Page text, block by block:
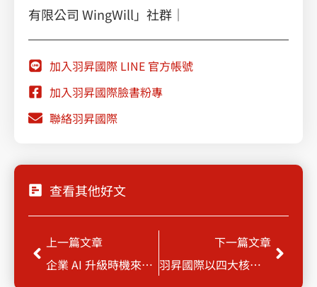
有限公司 WingWill」社群｜
加入羽昇國際 LINE 官方帳號
加入羽昇國際臉書粉專
聯絡羽昇國際
查看其他好文
Prev
上一篇文章
企業 AI 升級時機來了！Microsoft 365 Copilot 限時優惠中 !
下一篇文章
羽昇國際以四大核心能力 助企業打造 AI 智慧決策中樞
Next